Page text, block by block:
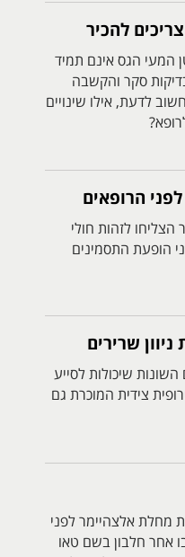
להכיר
המעי הגס אינם תמיד
סקר והקשבה
לדעת, אילו שינויים
הרופאים
הצליחו לזהות חולי
הופעת התסמינים
שרירים
שיכולות לסייע
צידית המוכרת גם
מחלת אלצהיימר לפני
אחר חלבון בשם טאו